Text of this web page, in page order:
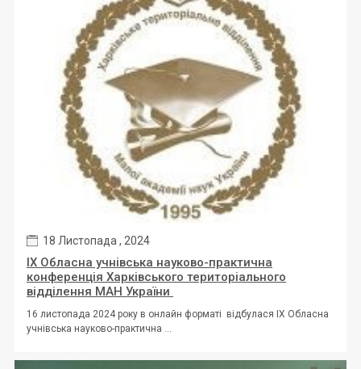
18 Листопада , 2024
ІХ Обласна учнівська науково-практична
конференція Харківського територіального
відділення МАН України
16 листопада 2024 року в онлайн форматі відбулася ІХ Обласна
учнівська науково-практична ...